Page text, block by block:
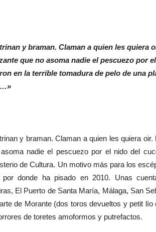
y braman. Claman a quien les quiera
que no asoma nadie el pescuezo por
en la terrible tomadura de pelo de una
trinan y braman. Claman a quien les quiera
nadie el pescuezo por el nido del
de Cultura. Un motivo más para los
por donde ha pisado en 2010. Unas
El Puerto de Santa María, Málaga, San
de Morante (dos toros devueltos y petit
de toretes amoformos y putrefactos.